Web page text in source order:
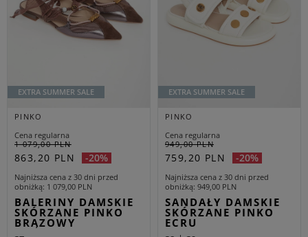
EXTRA SUMMER SALE
PINKO
Cena regularna
1 079,00 PLN
863,20 PLN -20%
Najniższa cena z 30 dni przed
obniżką 1 079,00 PLN
BALERINY DAMSKIE
SKÓRZANE PINKO
BRĄZOWY
EXTRA SUMMER SALE
PINKO
Cena regularna
949,00 PLN
759,20 PLN -20%
Najniższa cena z 30 dni przed
obniżką 949,00 PLN
SANDAŁY DAMSKIE
SKÓRZANE PINKO
ECRU